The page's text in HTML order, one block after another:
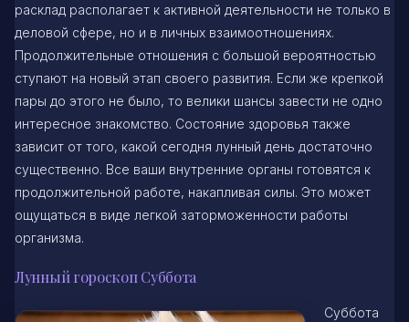
расклад располагает к активной деятельности не только в
деловой сфере, но и в личных взаимоотношениях.
Продолжительные отношения с большой вероятностью
ступают на новый этап своего развития. Если же крепкой
пары до этого не было, то велики шансы завести не одно
интересное знакомство. Состояние здоровья также
зависит от того, какой сегодня лунный день достаточно
существенно. Все ваши внутренние органы готовятся к
продолжительной работе, накапливая силы. Это может
ощущаться в виде легкой заторможенности работы
организма.
Лунный гороскоп Суббота
Суббота